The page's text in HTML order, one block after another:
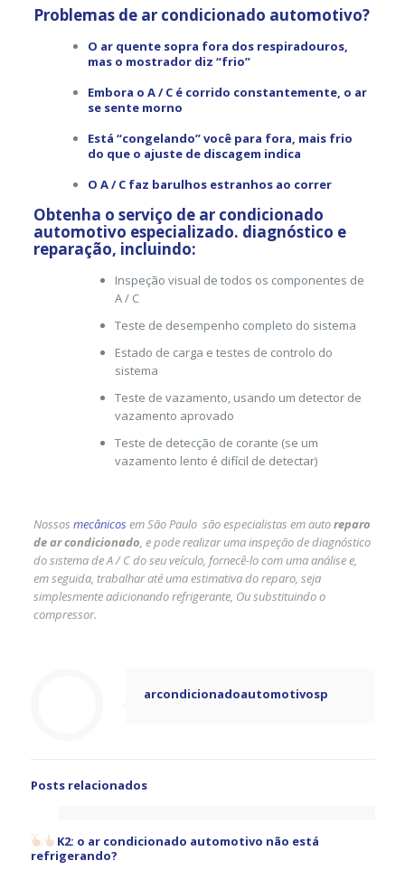
Problemas de ar condicionado automotivo?
O ar quente sopra fora dos respiradouros,
mas o mostrador diz “frio”
Embora o A / C é corrido constantemente, o ar
se sente morno
Está “congelando” você para fora, mais frio
do que o ajuste de discagem indica
O A / C faz barulhos estranhos ao correr
Obtenha o serviço de ar condicionado
automotivo especializado. diagnóstico e
reparação, incluindo:
Inspeção visual de todos os componentes de
A / C
Teste de desempenho completo do sistema
Estado de carga e testes de controlo do
sistema
Teste de vazamento, usando um detector de
vazamento aprovado
Teste de detecção de corante (se um
vazamento lento é difícil de detectar)
Nossosmecânicosem São Paulo são especialistas em autoreparo
de ar condicionado, e pode realizar uma inspeção de diagnóstico
do sistema de A / C do seu veículo, fornecê-lo com uma análise e,
em seguida, trabalhar até uma estimativa do reparo, seja
simplesmente adicionando refrigerante, Ou substituindo o
compressor.
arcondicionadoautomotivosp
Posts relacionados
K2: o ar condicionado automotivo não está
refrigerando?